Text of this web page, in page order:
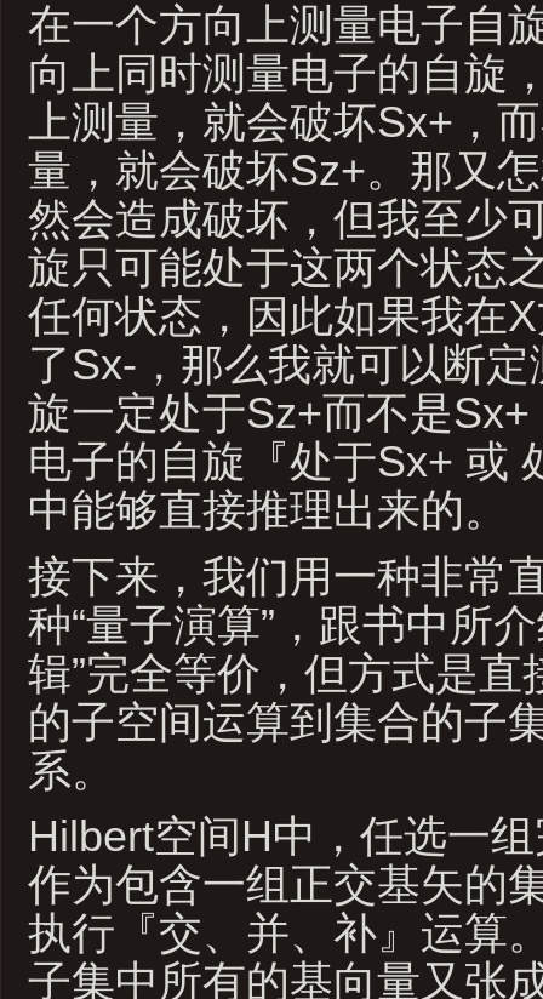
在一个方向上测量电子自
向上同时测量电子的自旋
上测量，就会破坏Sx+，
量，就会破坏Sz+。那又
然会造成破坏，但我至少
旋只可能处于这两个状态
任何状态，因此如果我在
了Sx-，那么我就可以断
旋一定处于Sz+而不是
电子的自旋『处于Sx+ 或
中能够直接推理出来的。
接下来，我们用一种非常
种“量子演算”，跟书中所
辑”完全等价，但方式是直
的子空间运算到集合的子
系。
Hilbert空间H中，任选一
作为包含一组正交基矢的
执行『交、并、补』运算
子集中所有的基向量又张